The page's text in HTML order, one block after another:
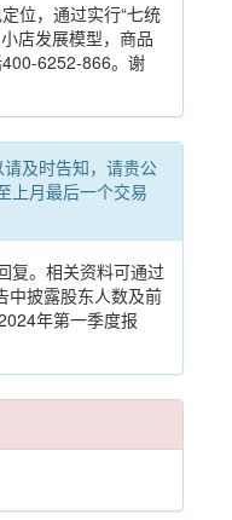
位，通过实行“七统
店发展模型，商品
6252-866。谢
及时告知，请贵公
上月最后一个交易
复。相关资料可通过
中披露股东人数及前
年第一季度报